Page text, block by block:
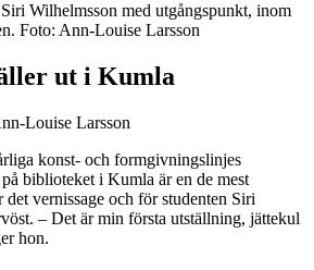
Wilhelmsson med utgångspunkt, inom
Foto: Ann-Louise Larsson
ut i Kumla
Louise Larsson
konst- och formgivningslinjes
biblioteket i Kumla är en de mest
vernissage och för studenten Siri
– Det är min första utställning, jättekul
hon.